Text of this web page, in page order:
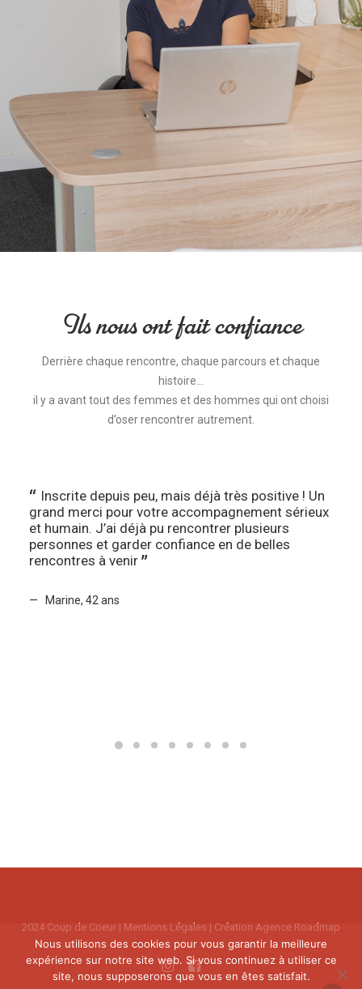
Ils nous ont fait confiance
Derrière chaque rencontre, chaque parcours et chaque
histoire…
il y a avant tout des femmes et des hommes qui ont choisi
d’oser rencontrer autrement.
Inscrite depuis peu, mais déjà très positive ! Un
grand merci pour votre accompagnement sérieux
et humain. J’ai déjà pu rencontrer plusieurs
personnes et garder confiance en de belles
rencontres à venir
Marine, 42 ans
2024 Coup de Coeur | Mentions Légales | Création Agence Roadmap
Nous utilisons des cookies pour vous garantir la meilleure
expérience sur notre site web. Si vous continuez à utiliser ce
site, nous supposerons que vous en êtes satisfait.